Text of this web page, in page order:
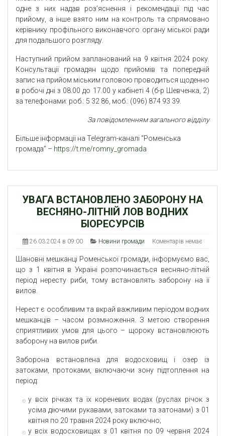
одне з них надав роз’яснення і рекомендації під час
прийому, а інше взято ним на контроль та спрямовано
керівнику профільного виконавчого органу міської ради
для подальшого розгляду.
Наступний прийом запланований на 9 квітня 2024 року.
Консультації громадян щодо прийомів та попередній
запис на прийом міським головою проводиться щоденно
в робочі дні з 08.00 до 17.00 у кабінеті 4 (б-р Шевченка, 2)
за телефонами: роб.: 5 32 86, моб.: (096) 874 93 39.
За повідомленням загального відділу
Більше інформації на Telegram-каналі “Роменська
громада” – https://t.me/romny_gromada
УВАГА ВСТАНОВЛЕНО ЗАБОРОНУ НА
ВЕСНЯНО-ЛІТНІЙ ЛОВ ВОДНИХ
БІОРЕСУРСІВ
26.03.2024 в 09:00 Новини громади Коментарів немає
Шановні мешканці Роменської громади, інформуємо вас,
що з 1 квітня в Україні розпочинається весняно-літній
період нересту риби, тому встановлять заборону на її
вилов.
Нерест є особливим та вкрай важливим періодом водних
мешканців – часом розмноження. З метою створення
сприятливих умов для цього – щороку встановлюють
заборону на вилов риби.
Заборона встановлена для водосховищ і озер із
затоками, протоками, включаючи зону підтоплення на
період:
у всіх річках та їх кореневих водах (руслах річок з
усіма діючими рукавами, затоками та затонами) з 01
квітня по 20 травня 2024 року включно;
у всіх водосховищах з 01 квітня по 09 червня 2024